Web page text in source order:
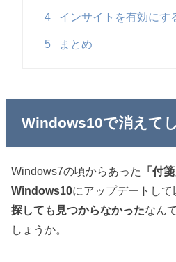
4 インサイトを有効にす
5 まとめ
Windows10で消えて
Windows7の頃からあった 「付箋
Windows10にアップデートして
探しても見つからなかったなん
しょうか。